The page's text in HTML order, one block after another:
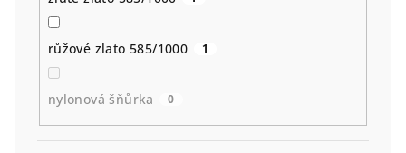
růžové zlato 585/1000 1
nylonová šňůrka 0